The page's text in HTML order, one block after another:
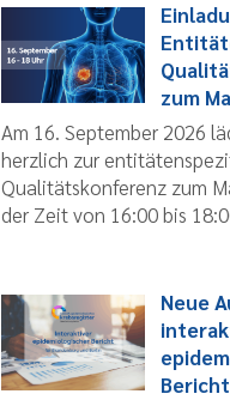
zum
Am 16. September 2026
herzlich zur
Qualitätskonferenz zum
der Zeit von 16:00 bis
Neue
Bericht